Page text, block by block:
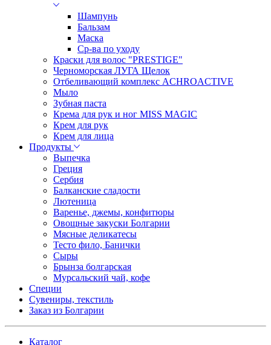
Шампунь
Бальзам
Маска
Ср-ва по уходу
Краски для волос "PRESTIGE"
Черноморская ЛУГА Щелок
Отбеливающий комплекс ACHROACTIVE
Мыло
Зубная паста
Крема для рук и ног MISS MAGIC
Крем для рук
Крем для лица
Продукты
Выпечка
Греция
Сербия
Балканские сладости
Лютеница
Варенье, джемы, конфитюры
Овощные закуски Болгарии
Мясные деликатесы
Тесто фило, Банички
Сыры
Брынза болгарская
Мурсальский чай, кофе
Специи
Сувениры, текстиль
Заказ из Болгарии
Каталог